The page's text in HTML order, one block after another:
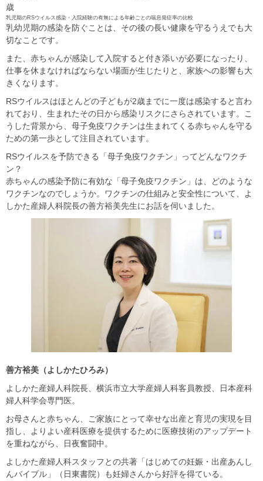
歳
乳児期のRSウイルス感染・入院経験の有無による年齢ごとの喘息発症率の比較
乳幼児期の感染を防ぐことは、その後の長い健康を守るうえでも大
切なことです。
また、赤ちゃんが感染して入院すると付き添いが必要になったり、
仕事を休まなければならない場面が生じたりと、家族への影響も大
きくなります。
RSウイルスはほとんどの子どもが2歳までに一度は感染すると言わ
れており、生まれたその日から感染リスクにさらされています。こ
うした背景から、母子免疫ワクチンは生まれてくる赤ちゃんを守る
ための第一歩として注目されています。
RSウイルスを予防できる「母子免疫ワクチン」ってどんなワクチ
ン？
赤ちゃんの感染予防に有効な「母子免疫ワクチン」は、どのような
ワクチンなのでしょうか。ワクチンの仕組みと安全性について、よ
しかた産婦人科院長の善方裕美先生にお話を伺いました。
善方裕美（よしかたひろみ）
よしかた産婦人科院長、横浜市立大学産婦人科客員教授、日本産科
婦人科学会専門医。
お母さんと赤ちゃん、ご家族にとって幸せな出産と育児の実現を目
指し、よりよい産科医療を提供するために医療技術のアップデート
を重ねながら、日夜奮闘中。
よしかた産婦人科スタッフとの共著「はじめての妊娠・出産あんし
んバイブル」（日東書院）も妊婦さんから好評を得ている。